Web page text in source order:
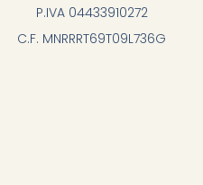
P.IVA 04433910272
C.F. MNRRRT69T09L736G